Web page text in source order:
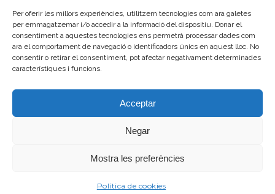
Per oferir les millors experiències, utilitzem tecnologies com ara galetes
per emmagatzemar i/o accedir a la informació del dispositiu. Donar el
consentiment a aquestes tecnologies ens permetrà processar dades com
ara el comportament de navegació o identificadors únics en aquest lloc. No
consentir o retirar el consentiment, pot afectar negativament determinades
característiques i funcions.
Acceptar
Negar
Mostra les preferències
Política de cookies
C/ Pau Claris 121
08009 Barcelona
93 487 03 01